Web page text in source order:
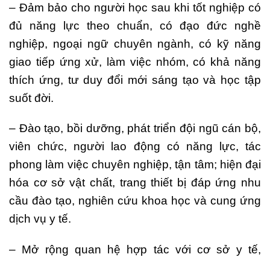
– Đảm bảo cho người học sau khi tốt nghiệp có
đủ năng lực theo chuẩn, có đạo đức nghề
nghiệp, ngoại ngữ chuyên ngành, có kỹ năng
giao tiếp ứng xử, làm việc nhóm, có khả năng
thích ứng, tư duy đổi mới sáng tạo và học tập
suốt đời.
– Đào tạo, bồi dưỡng, phát triển đội ngũ cán bộ,
viên chức, người lao động có năng lực, tác
phong làm việc chuyên nghiệp, tận tâm; hiện đại
hóa cơ sở vật chất, trang thiết bị đáp ứng nhu
cầu đào tạo, nghiên cứu khoa học và cung ứng
dịch vụ y tế.
– Mở rộng quan hệ hợp tác với cơ sở y tế,